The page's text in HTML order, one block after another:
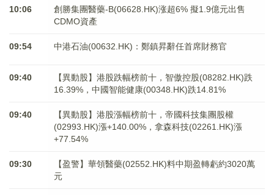
10:06
創勝集團醫藥-B(06628.HK)涨超6% 擬1.9億元出售
CDMO資產
09:54 中港石油(00632.HK)：鄭鎮昇辭任首席財務官
09:40
【異動股】港股跌幅榜前十，智傲控股(08282.HK)跌
16.39%，中國智能健康(00348.HK)跌14.81%
09:40
【異動股】港股漲幅榜前十，帝國科技集團股權
(02993.HK)漲+140.00%，拿森科技(02261.HK)漲
+77.54%
09:30
【盈警】華領醫藥(02552.HK)料中期盈轉虧約3020萬
元